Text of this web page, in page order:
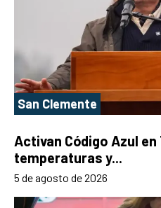
San Clemente
Activan Código Azul
temperaturas y...
5 de agosto de 2026